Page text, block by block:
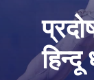
हिन्दू